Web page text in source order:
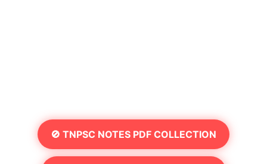
🚫 TNPSC NOTES PDF COLLECTION